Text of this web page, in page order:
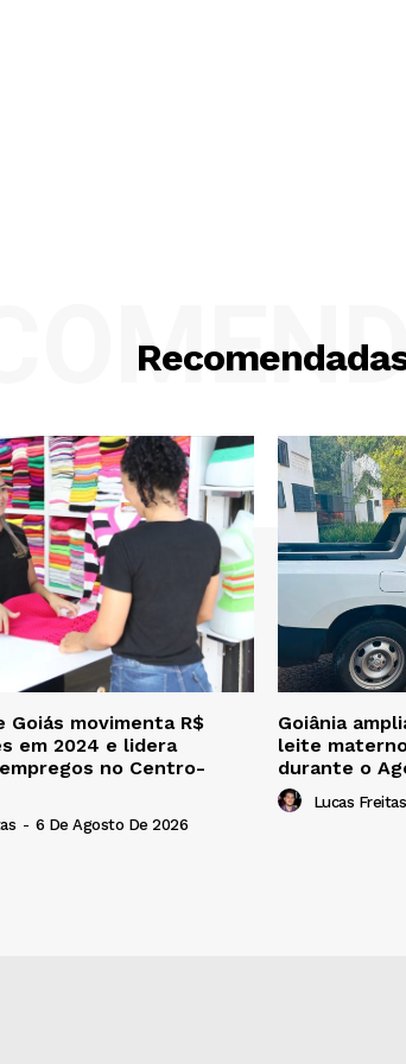
Goiás movimenta R$
em 2024 e lidera
no Centro-
- 6 De Agosto De 2026
Goiânia
leite
durante o
Lucas Freitas